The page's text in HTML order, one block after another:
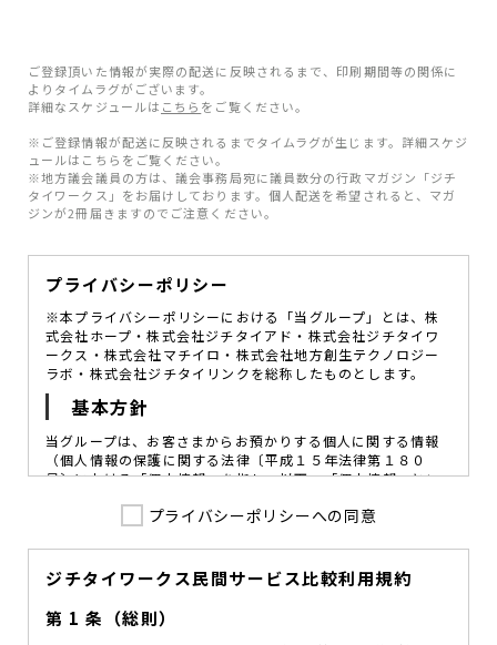
ご登録頂いた情報が実際の配送に反映されるまで、印刷期間等の関係に
よりタイムラグがございます。
詳細なスケジュールは こちら をご覧ください。
※ご登録情報が配送に反映されるまでタイムラグが生じます。詳細スケジ
ュールはこちらをご覧ください。
※地方議会議員の方は、議会事務局宛に議員数分の行政マガジン「ジチ
タイワークス」をお届けしております。個人配送を希望されると、マガ
ジンが2冊届きますのでご注意ください。
プライバシーポリシー
※本プライバシーポリシーにおける「当グループ」とは、株
式会社ホープ・株式会社ジチタイアド・株式会社ジチタイワ
ークス・株式会社マチイロ・株式会社地方創生テクノロジー
ラボ・株式会社ジチタイリンクを総称したものとします。
基本方針
当グループは、お客さまからお預かりする個人に関する情報
（個人情報の保護に関する法律〔平成１５年法律第１８０
号〕における「個人情報」を指し、以下、「個人情報」とい
図ることが、重要な社会的責務であると考えております。
を定め、役員及び従業員に個人情報保護の重要性の認識と取
組みを徹底させることによって、個人情報の適切な取り扱い
に努めてまいります。
プライバシーポリシーへの同意
ジチタイワークス民間サービス比較利用規約
第 1 条（総則）